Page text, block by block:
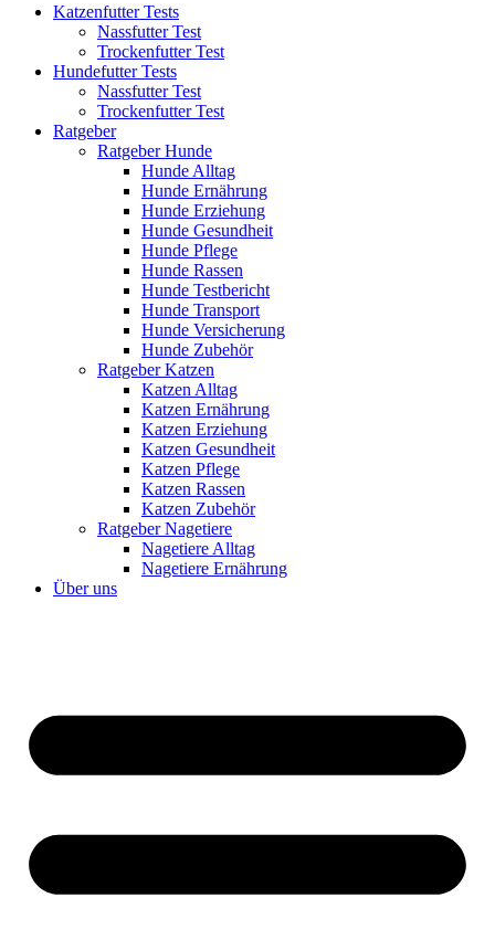
Katzenfutter Tests
Nassfutter Test
Trockenfutter Test
Hundefutter Tests
Nassfutter Test
Trockenfutter Test
Ratgeber
Ratgeber Hunde
Hunde Alltag
Hunde Ernährung
Hunde Erziehung
Hunde Gesundheit
Hunde Pflege
Hunde Rassen
Hunde Testbericht
Hunde Transport
Hunde Versicherung
Hunde Zubehör
Ratgeber Katzen
Katzen Alltag
Katzen Ernährung
Katzen Erziehung
Katzen Gesundheit
Katzen Pflege
Katzen Rassen
Katzen Zubehör
Ratgeber Nagetiere
Nagetiere Alltag
Nagetiere Ernährung
Über uns